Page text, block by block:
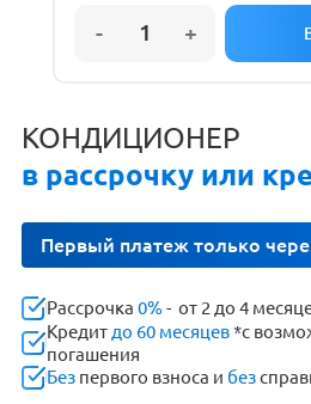
КОНДИЦИОНЕР
в рассрочку или
Первый платеж только
Рассрочка0% - от 2 до 4
Кредит до 60 месяцев*с
погашения
Без первого взноса и без